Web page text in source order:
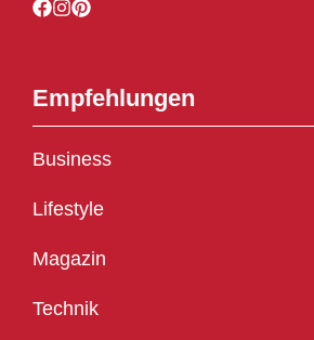
Empfehlungen
Business
Lifestyle
Magazin
Technik